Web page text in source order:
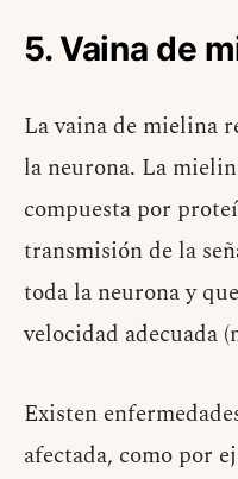
5. Vaina de
La vaina de mielina
la neurona. La
compuesta por
transmisión de la
toda la neurona y
velocidad adecuada
Existen
afectada, como por